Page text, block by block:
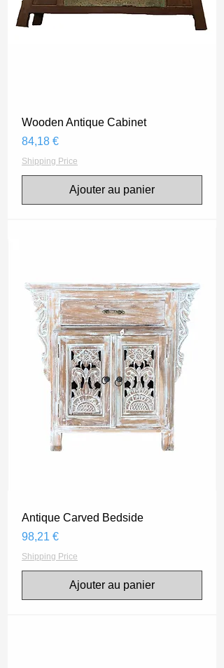
Wooden Antique Cabinet
Prix
84,18 €
Shipping Price
Ajouter au panier
Antique Carved Bedside
Prix
98,21 €
Shipping Price
Ajouter au panier